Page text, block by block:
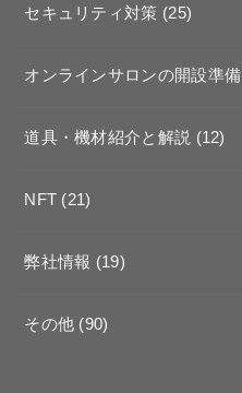
セキュリティ対策 (25)
オンラインサロンの開設準備
道具・機材紹介と解説 (12)
NFT (21)
弊社情報 (19)
その他 (90)